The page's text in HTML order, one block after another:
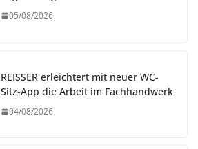
05/08/2026
REISSER erleichtert mit neuer WC-
Sitz-App die Arbeit im Fachhandwerk
04/08/2026